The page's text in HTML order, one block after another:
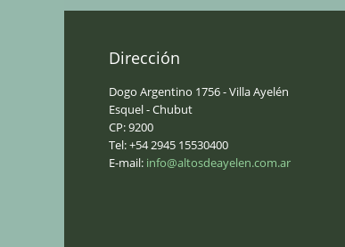
Dirección
Dogo Argentino 1756 - Villa Ayelén
Esquel - Chubut
CP: 9200
Tel: +54 2945 15530400
E-mail: info@altosdeayelen.com.ar